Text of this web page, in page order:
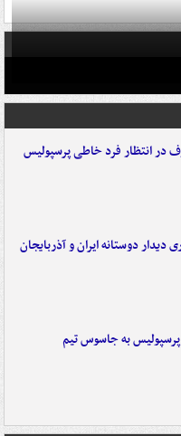
در انتظار فرد خاطی پرسپولیس
دیدار دوستانه ایران و آذربایجان
به جاسوس تیم